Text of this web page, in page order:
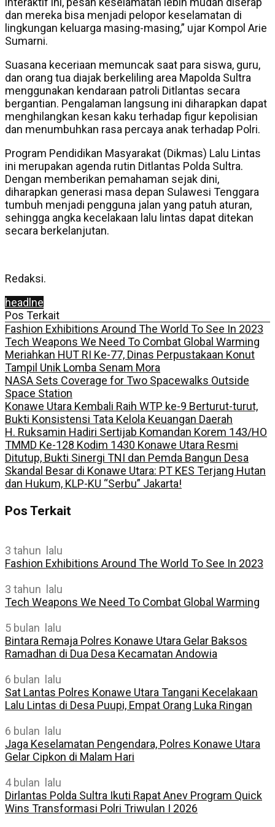
dan mereka bisa menjadi pelopor keselamatan di
lingkungan keluarga masing-masing,” ujar Kompol Arie
Sumarni.
Suasana keceriaan memuncak saat para siswa, guru,
dan orang tua diajak berkeliling area Mapolda Sultra
menggunakan kendaraan patroli Ditlantas secara
bergantian. Pengalaman langsung ini diharapkan dapat
menghilangkan kesan kaku terhadap figur kepolisian
dan menumbuhkan rasa percaya anak terhadap Polri.
Program Pendidikan Masyarakat (Dikmas) Lalu Lintas
ini merupakan agenda rutin Ditlantas Polda Sultra.
Dengan memberikan pemahaman sejak dini,
diharapkan generasi masa depan Sulawesi Tenggara
tumbuh menjadi pengguna jalan yang patuh aturan,
sehingga angka kecelakaan lalu lintas dapat ditekan
secara berkelanjutan.
Redaksi.
headlne
Pos Terkait
Fashion Exhibitions Around The World To See In 2023
Tech Weapons We Need To Combat Global Warming
Meriahkan HUT RI Ke-77, Dinas Perpustakaan Konut
Tampil Unik Lomba Senam Mora
NASA Sets Coverage for Two Spacewalks Outside
Space Station
Konawe Utara Kembali Raih WTP ke-9 Berturut-turut,
Bukti Konsistensi Tata Kelola Keuangan Daerah
H. Ruksamin Hadiri Sertijab Komandan Korem 143/HO
TMMD Ke-128 Kodim 1430 Konawe Utara Resmi
Ditutup, Bukti Sinergi TNI dan Pemda Bangun Desa
Skandal Besar di Konawe Utara: PT KES Terjang Hutan
dan Hukum, KLP-KU “Serbu” Jakarta!
Pos Terkait
3 tahun lalu
Fashion Exhibitions Around The World To See In 2023
3 tahun lalu
Tech Weapons We Need To Combat Global Warming
5 bulan lalu
Bintara Remaja Polres Konawe Utara Gelar Baksos
Ramadhan di Dua Desa Kecamatan Andowia
6 bulan lalu
Sat Lantas Polres Konawe Utara Tangani Kecelakaan
Lalu Lintas di Desa Puupi, Empat Orang Luka Ringan
6 bulan lalu
Jaga Keselamatan Pengendara, Polres Konawe Utara
Gelar Cipkon di Malam Hari
4 bulan lalu
Dirlantas Polda Sultra Ikuti Rapat Anev Program Quick
Wins Transformasi Polri Triwulan I 2026